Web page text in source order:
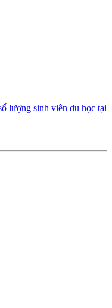
lượng sinh viên du học tại